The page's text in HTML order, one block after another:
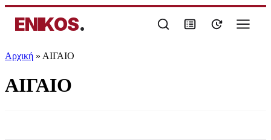
ENIKOS.
Αρχική » ΑΙΓΑΙΟ
ΑΙΓΑΙΟ